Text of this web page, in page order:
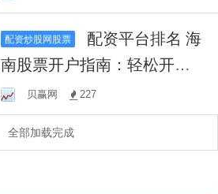
配资炒股网股票
南股票开户指南：轻松开启
您的股市投资之旅
贝赢网 227
全部加载完成